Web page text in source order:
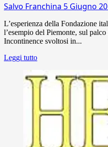
Salvo Franchina 5 Giugno
L’esperienza della Fondazione
l’esempio del Piemonte, sul
Incontinence svoltosi in...
Leggi tutto